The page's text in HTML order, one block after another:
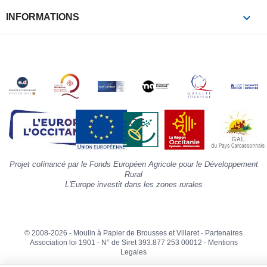
INFORMATIONS keyboard_arrow_down
Projet cofinancé par le Fonds Européen Agricole pour le Développement
Rural
L'Europe investit dans les zones rurales
© 2008-2026 - Moulin à Papier de Brousses et Villaret - Partenaires
Association loi 1901 - N° de Siret 393.877 253 00012 - Mentions
Legales